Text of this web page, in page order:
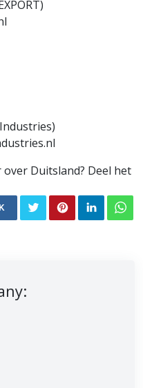
Duitsland? Deel het